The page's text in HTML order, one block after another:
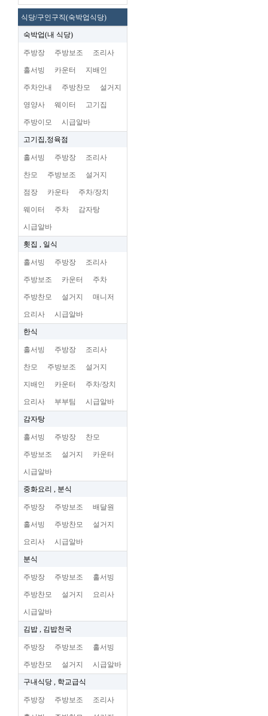
식당/구인구직(숙박업식당)
숙박업(내 식당)
주방장 주방보조 조리사
홀서빙 카운터 지배인
주차안내 주방찬모 설거지
영양사 웨이터 고기집
주방이모 시급알바
고기집,정육점
홀서빙 주방장 조리사
찬모 주방보조 설거지
점장 카운타 주차/장치
웨이터 주차 감자탕
시급알바
횟집 , 일식
홀서빙 주방장 조리사
주방보조 카운터 주차
주방찬모 설거지 매니저
요리사 시급알바
한식
홀서빙 주방장 조리사
찬모 주방보조 설거지
지배인 카운터 주차/장치
요리사 부부팀 시급알바
감자탕
홀서빙 주방장 찬모
주방보조 설거지 카운터
시급알바
중화요리 , 분식
주방장 주방보조 배달원
홀서빙 주방찬모 설거지
요리사 시급알바
분식
주방장 주방보조 홀서빙
주방찬모 설거지 요리사
시급알바
김밥 , 김밥천국
주방장 주방보조 홀서빙
주방찬모 설거지 시급알바
구내식당 , 학교급식
주방장 주방보조 조리사